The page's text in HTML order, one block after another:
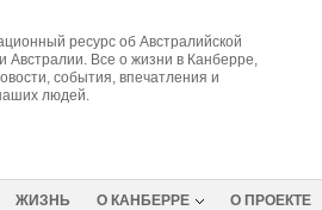
ресурс об Австралийской
Австралии. Все о жизни в Канберре,
события, впечатления и
людей.
ЖИЗНЬ О КАНБЕРРЕ О ПРОЕКТЕ